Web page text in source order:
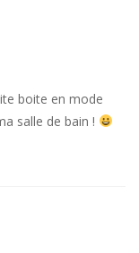
boite en mode
salle de bain !